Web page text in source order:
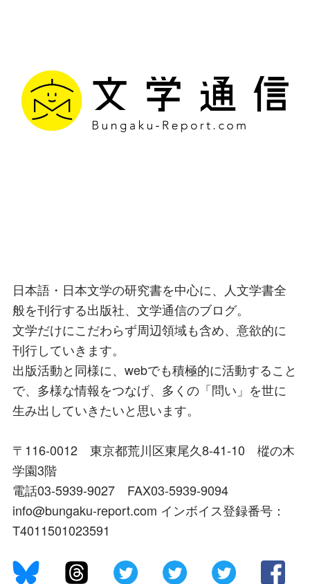
日本語・日本文学の研究書を中心に、人文学書全
般を刊行する出版社、文学通信のブログ。
文学だけにこだわらず周辺領域も含め、意欲的に
刊行していきます。
出版活動と同様に、webでも積極的に活動すること
で、多様な情報をつなげ、多くの「問い」を世に
生み出していきたいと思います。
〒116-0012 東京都荒川区東尾久8-41-10 樅の木
学園3階
電話03-5939-9027 FAX03-5939-9094
info@bungaku-report.com インボイス登録番号：
T4011501023591